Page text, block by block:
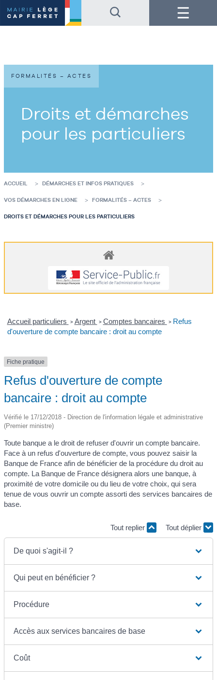
au
contenu
de
au
pied
de
Menu
Droits et démarches
pour les particuliers
FORMALITÉS – ACTES
ACCUEIL DÉMARCHES ET INFOS PRATIQUES
VOS DÉMARCHES EN LIGNE FORMALITÉS – ACTES
DROITS ET DÉMARCHES POUR LES PARTICULIERS
Accueil particuliers > Argent > Comptes bancaires > Refus
d'ouverture de compte bancaire : droit au compte
Fiche pratique
Refus d'ouverture de compte
bancaire : droit au compte
Vérifié le 17/12/2018 - Direction de l'information légale et administrative
(Premier ministre)
Toute banque a le droit de refuser d'ouvrir un compte bancaire.
Face à un refus d'ouverture de compte, vous pouvez saisir la
Banque de France afin de bénéficier de la procédure du droit au
compte. La Banque de France désignera alors une banque, à
proximité de votre domicile ou du lieu de votre choix, qui sera
tenue de vous ouvrir un compte assorti des services bancaires de
base.
Tout replier Tout déplier
De quoi s'agit-il ?
Qui peut en bénéficier ?
Procédure
Accès aux services bancaires de base
Coût